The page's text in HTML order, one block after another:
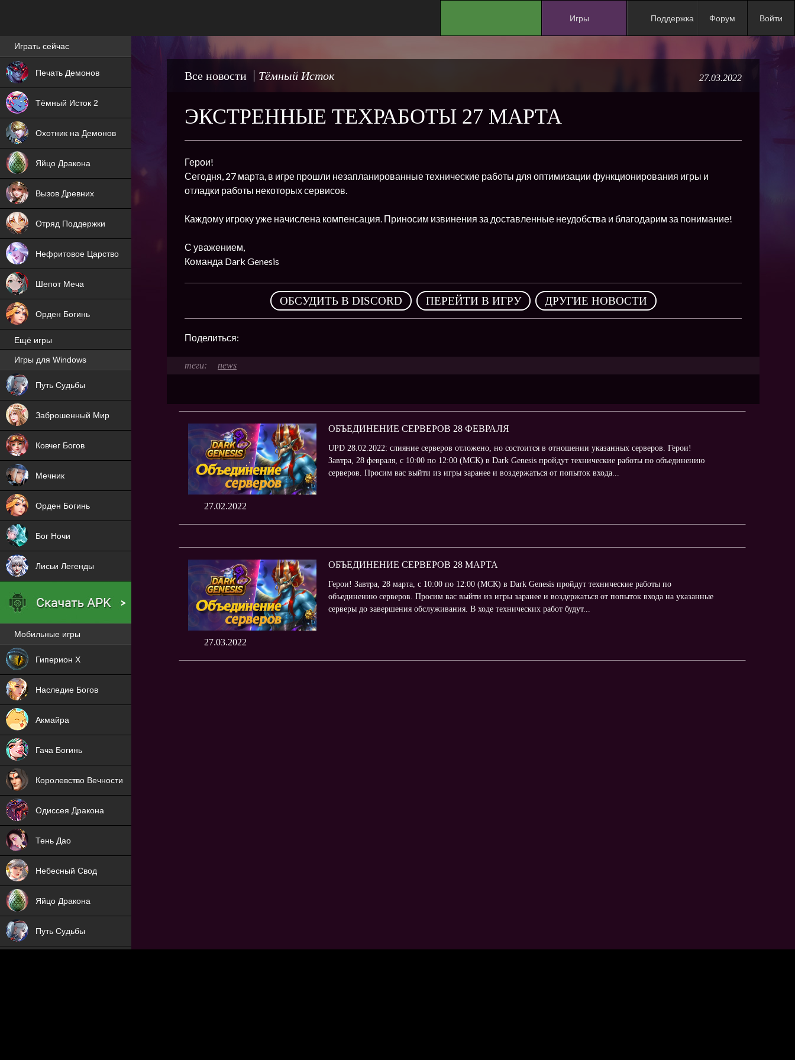
Игры
NEW
NEW
NEW
Поддержка Форум Войти
Все новости Тёмный Исток 27.03.2022
ЭКСТРЕННЫЕ ТЕХРАБОТЫ 27 МАРТА
Герои!
Сегодня, 27 марта, в игре прошли незапланированные технические работы для оптимизации функционирования игры и
отладки работы некоторых сервисов.
Каждому игроку уже начислена компенсация. Приносим извинения за доставленные неудобства и благодарим за понимание!
С уважением,
Команда Dark Genesis
ОБСУДИТЬ В DISCORD , ПЕРЕЙТИ В ИГРУ , ДРУГИЕ НОВОСТИ
Поделиться:
news
27.02.2022
ОБЪЕДИНЕНИЕ СЕРВЕРОВ 28 ФЕВРАЛЯ
UPD 28.02.2022: слияние серверов отложено, но состоится в отношении указанных серверов. Герои!
Завтра, 28 февраля, с 10:00 по 12:00 (МСК) в Dark Genesis пройдут технические работы по объединению
серверов. Просим вас выйти из игры заранее и воздержаться от попыток входа...
27.03.2022
ОБЪЕДИНЕНИЕ СЕРВЕРОВ 28 МАРТА
Герои! Завтра, 28 марта, с 10:00 по 12:00 (МСК) в Dark Genesis пройдут технические работы по
объединению серверов. Просим вас выйти из игры заранее и воздержаться от попыток входа на указанные
серверы до завершения обслуживания. В ходе технических работ будут...
Лучшие игры онлайн
Играть сейчас
Печать Демонов
NEW
Тёмный Исток 2
NEW
Охотник на Демонов
ХИТ
Яйцо Дракона
NEW
Вызов Древних
ХИТ
Отряд Поддержки
ХИТ
Нефритовое Царство
Шепот Меча
Орден Богинь
Ещё игры
Игры для Windows
Путь Судьбы
Заброшенный Мир
NEW
Ковчег Богов
Мечник
Орден Богинь
Бог Ночи
Лисьи Легенды
Мобильные игры
Гиперион Х
Наследие Богов
NEW
Акмайра
NEW
Гача Богинь
NEW
Королевство Вечности
NEW
Одиссея Дракона
NEW
Тень Дао
NEW
Небесный Свод
NEW
Яйцо Дракона
NEW
Путь Судьбы
NEW
ХИТ